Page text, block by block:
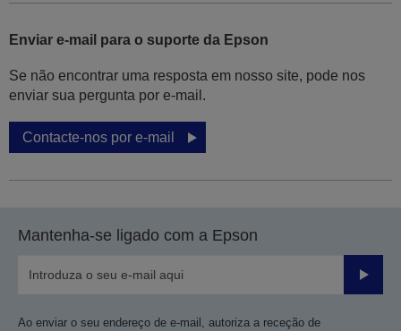
Enviar e-mail para o suporte da Epson
Se não encontrar uma resposta em nosso site, pode nos
enviar sua pergunta por e-mail.
Contacte-nos por e-mail
Mantenha-se ligado com a Epson
Enviar
Ao enviar o seu endereço de e-mail, autoriza a receção de